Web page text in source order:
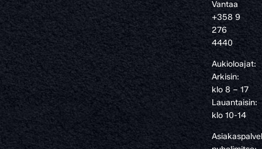
Vantaa
+358 9
276
4440
Aukioloajat:
Arkisin:
klo 8 – 17
Lauantaisin:
klo 10-14